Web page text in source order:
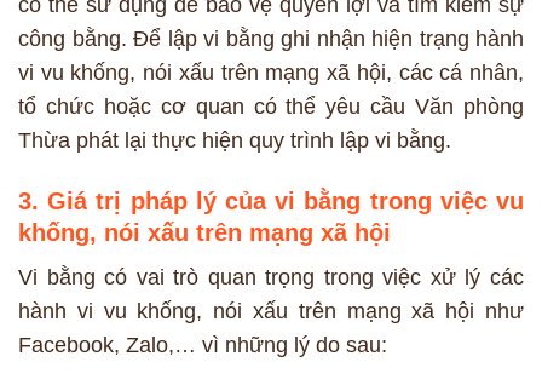
công bằng. Để lập vi bằng ghi nhận hiện trạng hành
vi vu khống, nói xấu trên mạng xã hội, các cá nhân,
tổ chức hoặc cơ quan có thể yêu cầu Văn phòng
Thừa phát lại thực hiện quy trình lập vi bằng.
3.Giá trị pháp lý của vi bằng trong việc vu
khống, nói xấu trên mạng xã hội
Vi bằng có vai trò quan trọng trong việc xử lý các
hành vi vu khống, nói xấu trên mạng xã hội như
Facebook, Zalo,… vì những lý do sau: